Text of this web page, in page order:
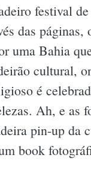
festival
das páginas,
uma Bahia
cultural,
é
Ah, e as
pin-up da
book